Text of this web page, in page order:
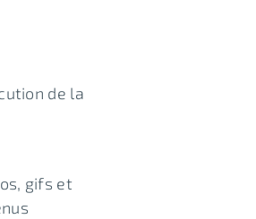
de la
gifs et